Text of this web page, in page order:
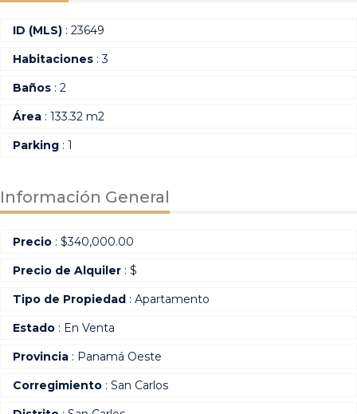
ID (MLS) : 23649
Habitaciones : 3
Baños : 2
Área : 133.32 m2
Parking : 1
Información General
Precio : $340,000.00
Precio de Alquiler : $
Tipo de Propiedad : Apartamento
Estado : En Venta
Provincia : Panamá Oeste
Corregimiento : San Carlos